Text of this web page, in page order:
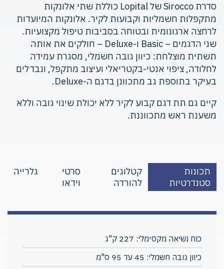
סדרת Sirocco של Lopital כוללת שתי אלונקות
מתקפלות חשמליות וקבועות לקיר. אלונקות המיועדות
לרחצה ארגונומית ובטוחה בסביבות טיפול מקצועיות.
שני הדגמים – Basic ו-Deluxe – חולקים את אותה
תשתית מוצלחת: כיוון גובה חשמלי, מסגרת עמידה
לחלודה, ציפוי אנטי-בקטריאלי ועיצוב מתקפל, ונבדלים
בעיקר בתוספת גב מתכוונן בדגם ה-Deluxe.
קיים גם תת דגם קבוע לקיר ללא יכולת שינוי גובה וללא
משענת ראש מתכווננת.
תכונות
סטנדרטיות
קטלוגים
להורדה
סרטי
וידאו
גלרייה
כוח נשיאה מקסימלי: 227 ק"ג
כיוון גובה חשמלי: 45 עד 95 ס"מ